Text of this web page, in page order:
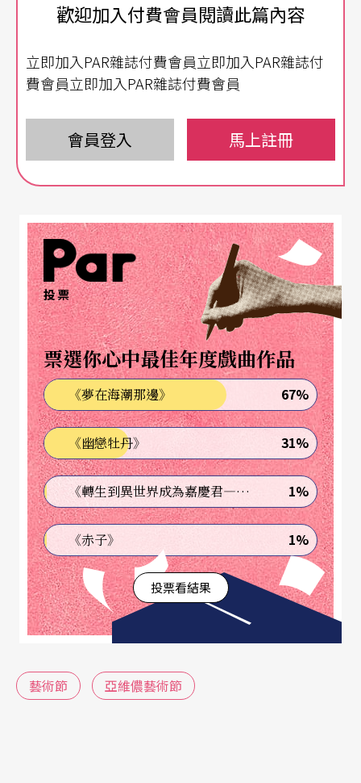
歡迎加入付費會員閱讀此篇內容
立即加入PAR雜誌付費會員立即加入PAR雜誌付
費會員立即加入PAR雜誌付費會員
會員登入 馬上註冊
投票
票選你心中最佳年度戲曲作品
《夢在海潮那邊》 67%
《幽戀牡丹》 31%
《轉生到異世界成為嘉慶君—發現我的祖先是詐騙集團!?》 1%
《赤子》 1%
投票看結果
藝術節 亞維儂藝術節